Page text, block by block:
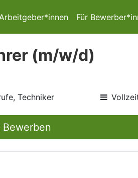
Für
(m/w/d)
Techniker